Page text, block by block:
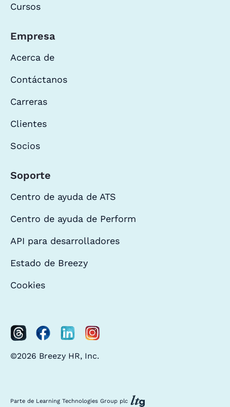
Cursos
Empresa
Acerca de
Contáctanos
Carreras
Clientes
Socios
Soporte
Centro de ayuda de ATS
Centro de ayuda de Perform
API para desarrolladores
Estado de Breezy
Cookies
©2026 Breezy HR, Inc.
Parte de Learning Technologies Group plc